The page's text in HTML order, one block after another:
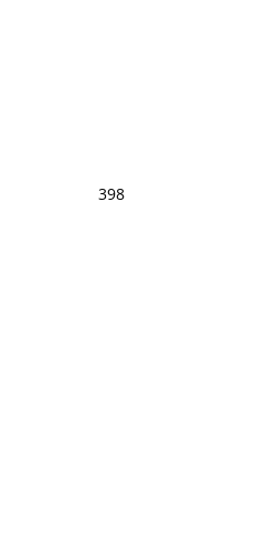
398